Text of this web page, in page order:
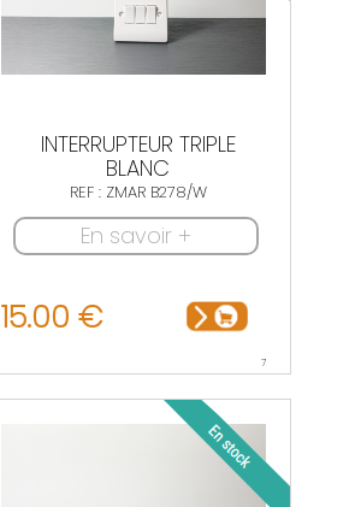
INTERRUPTEUR TRIPLE
BLANC
REF : ZMAR B278/W
En savoir +
15.00 €
7